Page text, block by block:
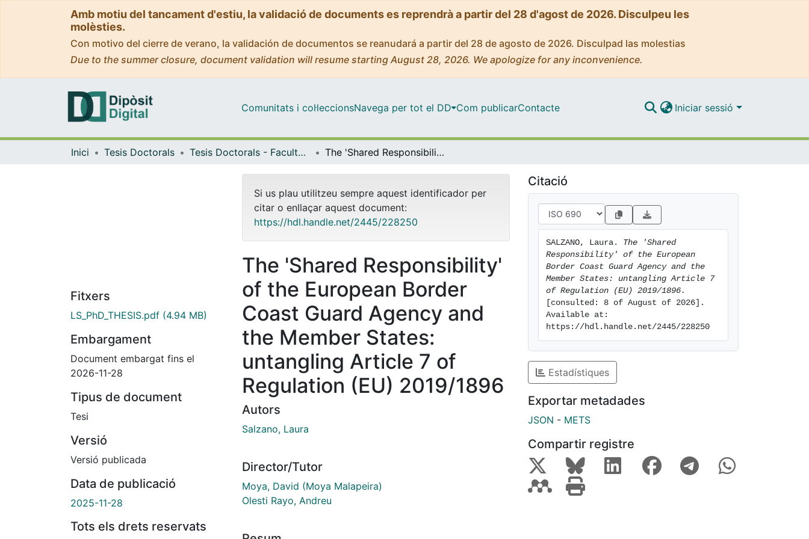
Amb motiu del tancament d'estiu, la validació de documents es reprendrà a partir del 28 d'agost de 2026. Disculpeu les
molèsties.
Con motivo del cierre de verano, la validación de documentos se reanudará a partir del 28 de agosto de 2026. Disculpad las molestias
Due to the summer closure, document validation will resume starting August 28, 2026. We apologize for any inconvenience.
Comunitats i col·leccionsNavega per tot el DD Com publicarContacte Iniciar sessió
Inici Tesis Doctorals Tesis Doctorals - Facultat - Dret The 'Shared Responsibility' of the European Border Coast Guard Agency and the Member States: untangling Article 7 of Regulation (EU) 2019/1896
Fitxers
LS_PhD_THESIS.pdf (4.94 MB)
Embargament
Document embargat fins el
2026-11-28
Tipus de document
Tesi
Versió
Versió publicada
Data de publicació
2025-11-28
Tots els drets reservats
Si us plau utilitzeu sempre aquest identificador per
citar o enllaçar aquest document:
https://hdl.handle.net/2445/228250
The 'Shared Responsibility'
of the European Border
Coast Guard Agency and
the Member States:
untangling Article 7 of
Regulation (EU) 2019/1896
Autors
Salzano, Laura
Director/Tutor
Moya, David (Moya Malapeira)
Olesti Rayo, Andreu
Citació
SALZANO, Laura. The 'Shared
Responsibility' of the European
Border Coast Guard Agency and the
Member States: untangling Article 7
of Regulation (EU) 2019/1896.
[consulted: 8 of August of 2026].
Available at:
https://hdl.handle.net/2445/228250
Estadístiques
Exportar metadades
JSON - METS
Compartir registre